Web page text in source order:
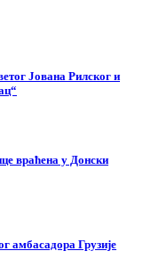
Јована Рилског и
враћена у Донски
амбасадора Грузије